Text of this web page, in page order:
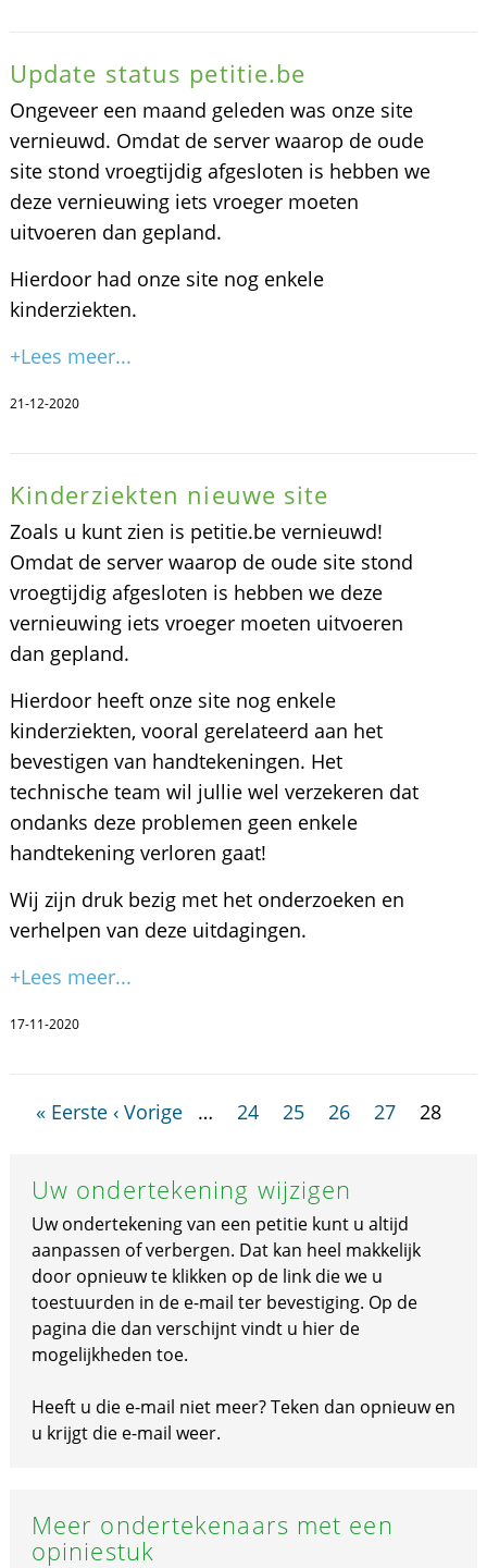
Update status petitie.be
Ongeveer een maand geleden was onze site
vernieuwd. Omdat de server waarop de oude
site stond vroegtijdig afgesloten is hebben we
deze vernieuwing iets vroeger moeten
uitvoeren dan gepland.
Hierdoor had onze site nog enkele
kinderziekten.
+Lees meer...
21-12-2020
Kinderziekten nieuwe site
Zoals u kunt zien is petitie.be vernieuwd!
Omdat de server waarop de oude site stond
vroegtijdig afgesloten is hebben we deze
vernieuwing iets vroeger moeten uitvoeren
dan gepland.
Hierdoor heeft onze site nog enkele
kinderziekten, vooral gerelateerd aan het
bevestigen van handtekeningen. Het
technische team wil jullie wel verzekeren dat
ondanks deze problemen geen enkele
handtekening verloren gaat!
Wij zijn druk bezig met het onderzoeken en
verhelpen van deze uitdagingen.
+Lees meer...
17-11-2020
« Eerste ‹ Vorige … 24 25 26 27 28
Uw ondertekening wijzigen
Uw ondertekening van een petitie kunt u altijd
aanpassen of verbergen. Dat kan heel makkelijk
door opnieuw te klikken op de link die we u
toestuurden in de e-mail ter bevestiging. Op de
pagina die dan verschijnt vindt u hier de
mogelijkheden toe.
Heeft u die e-mail niet meer? Teken dan opnieuw en
u krijgt die e-mail weer.
Meer ondertekenaars met een
opiniestuk